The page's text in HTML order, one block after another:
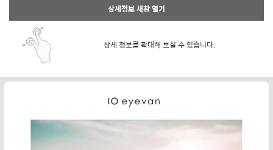
상세정보 새창 열기
상세 정보를 확대해 보실 수 있습니다.